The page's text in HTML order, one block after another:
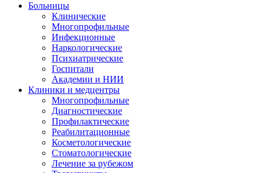
Больницы
Клинические
Многопрофильные
Инфекционные
Наркологические
Психиатрические
Госпитали
Академии и НИИ
Клиники и медцентры
Многопрофильные
Диагностические
Профилактические
Реабилитационные
Косметологические
Стоматологические
Лечение за рубежом